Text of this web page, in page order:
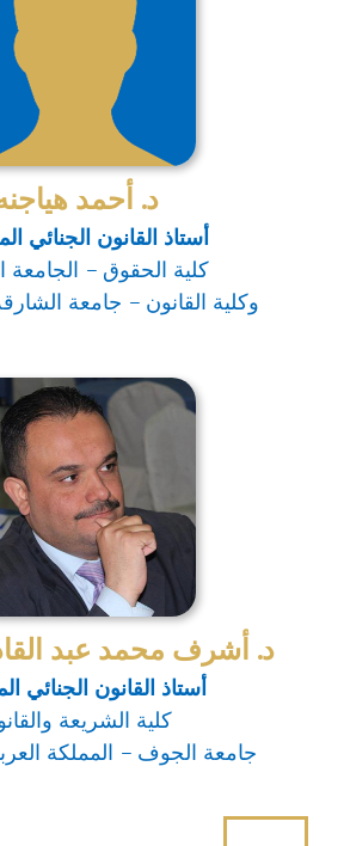
د. أحمد
أستاذ القانون الجنائي
كلية الحقوق – الجامعة
وكلية القانون – جامعة
د. أشرف محمد عبد
أستاذ القانون الجنائي
كلية الشريعة
جامعة الجوف – المملكة